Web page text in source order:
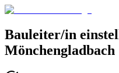
Bauleiter/in
Mönchengladbach